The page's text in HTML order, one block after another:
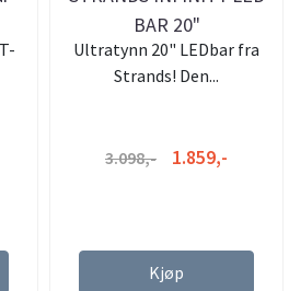
BAR 20"
Ultratynn 20" LEDbar fra
Strands! Den...
3.098,- 1.859,-
Kjøp